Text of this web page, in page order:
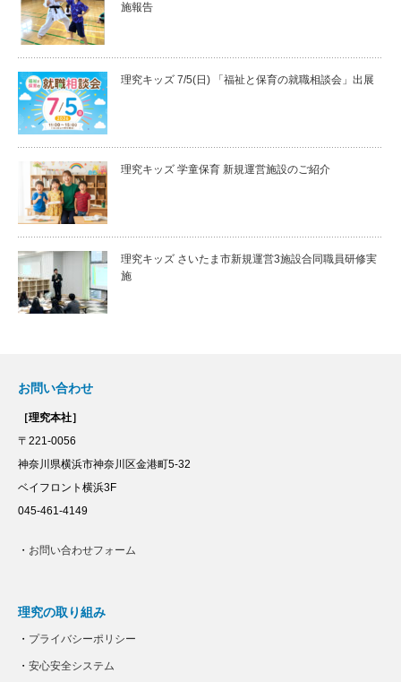
施報告
理究キッズ 7/5(日) 「福祉と保育の就職相談会」出展
理究キッズ 学童保育 新規運営施設のご紹介
理究キッズ さいたま市新規運営3施設合同職員研修実
施
お問い合わせ
［理究本社］
〒221-0056
神奈川県横浜市神奈川区金港町5-32
ベイフロント横浜3F
045-461-4149
・ お問い合わせフォーム
理究の取り組み
・ プライバシーポリシー
・ 安心安全システム